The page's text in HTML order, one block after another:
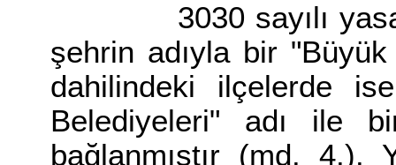
3030 sayılı yasa
şehrin adıyla bir
dahilindeki ilçelerde
Belediyeleri" adı ile
bağlanmıştır (md.